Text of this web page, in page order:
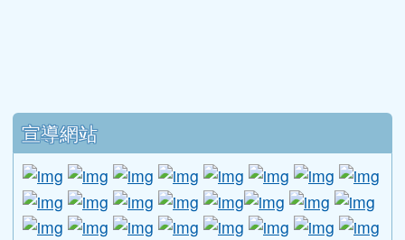
下中區域內容
宣導網站
link to http://www.guide.edu.tw/
link to http://www.csptc.gov.tw/ \
link to http://enc.moe.edu.tw/ \
link to https://link to https://link to https://
link to
link to http://edufund.cyut.edu.tw \
link to http://link to https://www.ptskids.tw/ \
link to http://
link to http://link to http://
link to
link to http://1950.tycg.gov.tw/ \
link to http://www.e-quit.org/ \
link to http://www.hpa.gov.tw/
link to http://link to http://goo.gl/
link to http://
link to